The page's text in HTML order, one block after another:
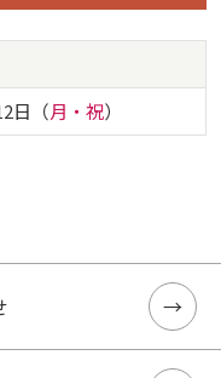
日（月・祝）